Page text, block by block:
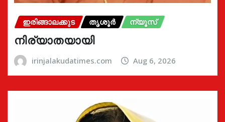
ഇരിങ്ങാലക്കുട തൃശൂർ ന്യൂസ്
നിര്യാതയായി
irinjalakudatimes.com Aug 6, 2026